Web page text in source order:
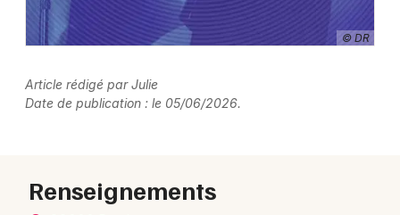
© DR
Article rédigé par Julie
Date de publication : le 05/06/2026.
Renseignements